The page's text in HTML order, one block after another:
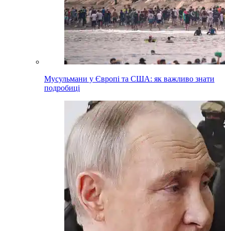
Мусульмани у Європі та США: як важливо знати
подробиці